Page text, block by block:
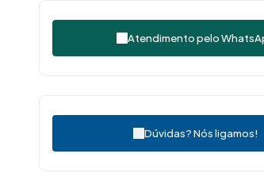
Atendimento pelo
Dúvidas? Nós ligamos!